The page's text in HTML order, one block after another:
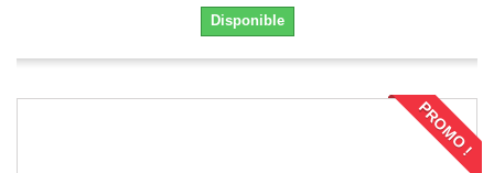
Disponible
PROMO !